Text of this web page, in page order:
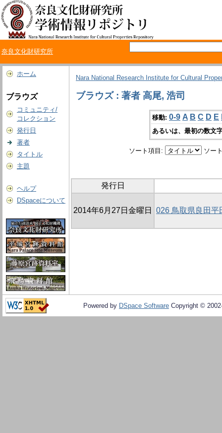
奈良文化財研究所
ホーム
ブラウズ
コミュニティ/
コレクション
発行日
著者
タイトル
主題
ヘルプ
DSpaceについて
Nara National Research Institute for Cultural
ブラウズ : 著者 高尾, 浩司
移動: 0-9 A B C D E
あるいは、最初の数文
ソート項目: ソー
発行日
2014年6月27日金曜日 026 鳥取県良田平
Powered by DSpace Software Copyright ©